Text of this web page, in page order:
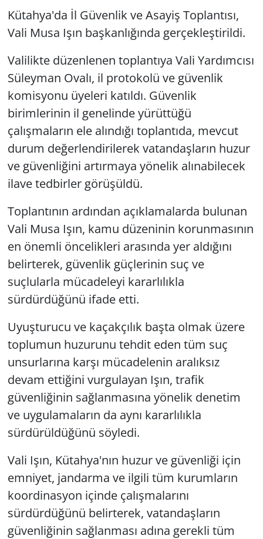
Kütahya'da İl Güvenlik ve Asayiş Toplantısı,
Vali Musa Işın başkanlığında gerçekleştirildi.
Valilikte düzenlenen toplantıya Vali Yardımcısı
Süleyman Ovalı, il protokolü ve güvenlik
komisyonu üyeleri katıldı. Güvenlik
birimlerinin il genelinde yürüttüğü
çalışmaların ele alındığı toplantıda, mevcut
durum değerlendirilerek vatandaşların huzur
ve güvenliğini artırmaya yönelik alınabilecek
ilave tedbirler görüşüldü.
Toplantının ardından açıklamalarda bulunan
Vali Musa Işın, kamu düzeninin korunmasının
en önemli öncelikleri arasında yer aldığını
belirterek, güvenlik güçlerinin suç ve
suçlularla mücadeleyi kararlılıkla
sürdürdüğünü ifade etti.
Uyuşturucu ve kaçakçılık başta olmak üzere
toplumun huzurunu tehdit eden tüm suç
unsurlarına karşı mücadelenin aralıksız
devam ettiğini vurgulayan Işın, trafik
güvenliğinin sağlanmasına yönelik denetim
ve uygulamaların da aynı kararlılıkla
sürdürüldüğünü söyledi.
Vali Işın, Kütahya'nın huzur ve güvenliği için
emniyet, jandarma ve ilgili tüm kurumların
koordinasyon içinde çalışmalarını
sürdürdüğünü belirterek, vatandaşların
güvenliğinin sağlanması adına gerekli tüm